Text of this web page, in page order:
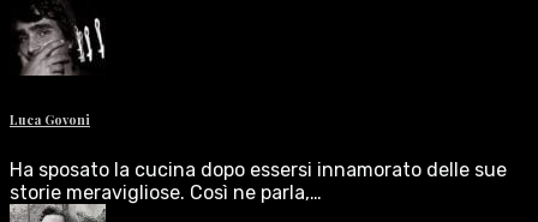
Luca Govoni
Ha sposato la cucina dopo essersi innamorato delle sue
storie meravigliose. Così ne parla,…